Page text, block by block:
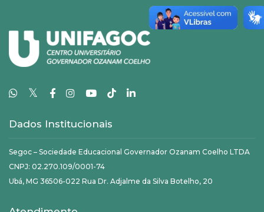
𝕏
Dados Institucionais
Segoc – Sociedade Educacional Governador Ozanam Coelho LTDA
CNPJ: 02.270.109/0001-74
Ubá, MG 36506-022 Rua Dr. Adjalme da Silva Botelho, 20